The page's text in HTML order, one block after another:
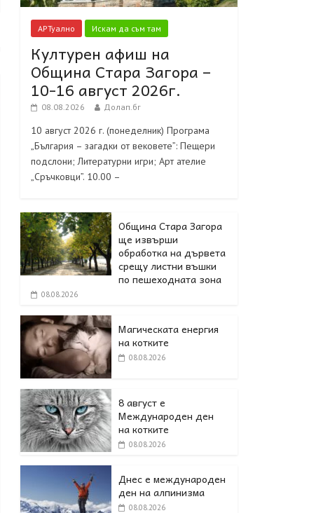
АРТуално Искам да съм там
Културен афиш на
Община Стара Загора –
10-16 август 2026г.
08.08.2026 Долап.бг
10 август 2026 г. (понеделник) Програма
„България – загадки от вековете”: Пещери
подслони; Литературни игри; Арт ателие
„Сръчковци”. 10.00 –
Община Стара Загора
ще извърши
обработка на дървета
срещу листни въшки
по пешеходната зона
08.08.2026
Магическата енергия
на котките
08.08.2026
8 август е
Международен ден
на котките
08.08.2026
Днес е международен
ден на алпинизма
08.08.2026